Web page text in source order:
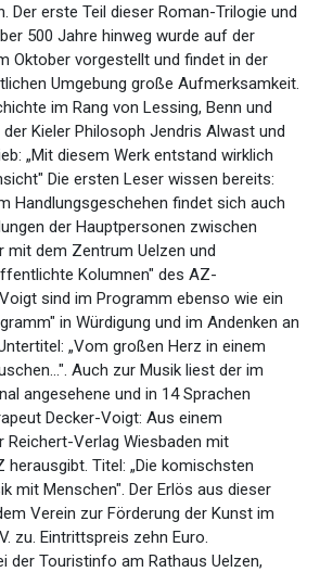
Der erste Teil dieser Roman-Trilogie und
500 Jahre hinweg wurde auf der
Oktober vorgestellt und findet in der
Umgebung große Aufmerksamkeit.
im Rang von Lessing, Benn und
Kieler Philosoph Jendris Alwast und
„Mit diesem Werk entstand wirklich
Die ersten Leser wissen bereits:
Handlungsgeschehen findet sich auch
der Hauptpersonen zwischen
mit dem Zentrum Uelzen und
Kolumnen" des AZ-
sind im Programm ebenso wie ein
in Würdigung und im Andenken an
„Vom großen Herz in einem
Auch zur Musik liest der im
angesehene und in 14 Sprachen
Decker-Voigt: Aus einem
Reichert-Verlag Wiesbaden mit
herausgibt. Titel: „Die komischsten
mit Menschen". Der Erlös aus dieser
Verein zur Förderung der Kunst im
zu. Eintrittspreis zehn Euro.
der Touristinfo am Rathaus Uelzen,